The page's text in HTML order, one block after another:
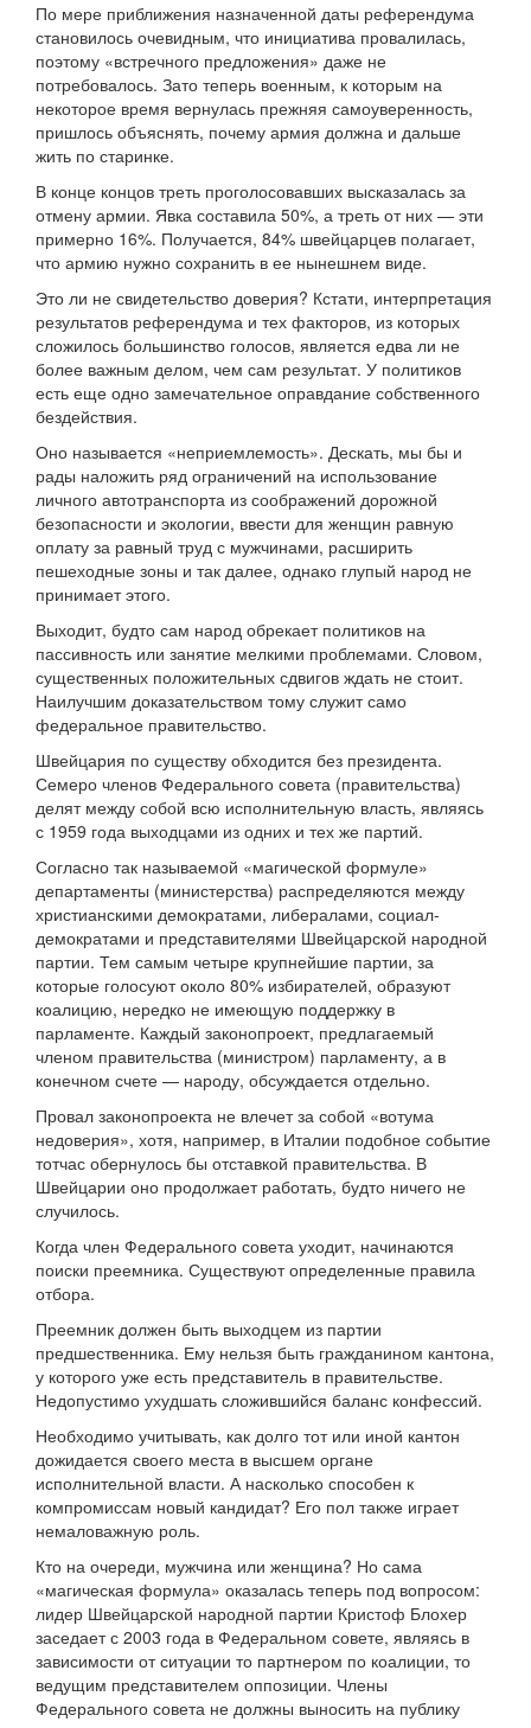
По мере приближения назначенной даты референдума
становилось очевидным, что инициатива провалилась,
поэтому «встречного предложения» даже не
потребовалось. Зато теперь военным, к которым на
некоторое время вернулась прежняя самоуверенность,
пришлось объяснять, почему армия должна и дальше
жить по старинке.
В конце концов треть проголосовавших высказалась за
отмену армии. Явка составила 50%, а треть от них — эти
примерно 16%. Получается, 84% швейцарцев полагает,
что армию нужно сохранить в ее нынешнем виде.
Это ли не свидетельство доверия? Кстати, интерпретация
результатов референдума и тех факторов, из которых
сложилось большинство голосов, является едва ли не
более важным делом, чем сам результат. У политиков
есть еще одно замечательное оправдание собственного
бездействия.
Оно называется «неприемлемость». Дескать, мы бы и
рады наложить ряд ограничений на использование
личного автотранспорта из соображений дорожной
безопасности и экологии, ввести для женщин равную
оплату за равный труд с мужчинами, расширить
пешеходные зоны и так далее, однако глупый народ не
принимает этого.
Выходит, будто сам народ обрекает политиков на
пассивность или занятие мелкими проблемами. Словом,
существенных положительных сдвигов ждать не стоит.
Наилучшим доказательством тому служит само
федеральное правительство.
Швейцария по существу обходится без президента.
Семеро членов Федерального совета (правительства)
делят между собой всю исполнительную власть, являясь
с 1959 года выходцами из одних и тех же партий.
Согласно так называемой «магической формуле»
департаменты (министерства) распределяются между
христианскими демократами, либералами, социал-
демократами и представителями Швейцарской народной
партии. Тем самым четыре крупнейшие партии, за
которые голосуют около 80% избирателей, образуют
коалицию, нередко не имеющую поддержку в
парламенте. Каждый законопроект, предлагаемый
членом правительства (министром) парламенту, а в
конечном счете — народу, обсуждается отдельно.
Провал законопроекта не влечет за собой «вотума
недоверия», хотя, например, в Италии подобное событие
тотчас обернулось бы отставкой правительства. В
Швейцарии оно продолжает работать, будто ничего не
случилось.
Когда член Федерального совета уходит, начинаются
поиски преемника. Существуют определенные правила
отбора.
Преемник должен быть выходцем из партии
предшественника. Ему нельзя быть гражданином кантона,
у которого уже есть представитель в правительстве.
Недопустимо ухудшать сложившийся баланс конфессий.
Необходимо учитывать, как долго тот или иной кантон
дожидается своего места в высшем органе
исполнительной власти. А насколько способен к
компромиссам новый кандидат? Его пол также играет
немаловажную роль.
Кто на очереди, мужчина или женщина? Но сама
«магическая формула» оказалась теперь под вопросом:
лидер Швейцарской народной партии Кристоф Блохер
заседает с 2003 года в Федеральном совете, являясь в
зависимости от ситуации то партнером по коалиции, то
ведущим представителем оппозиции. Члены
Федерального совета не должны выносить на публику